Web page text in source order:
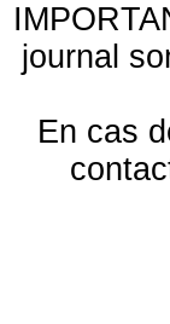
journal
En cas